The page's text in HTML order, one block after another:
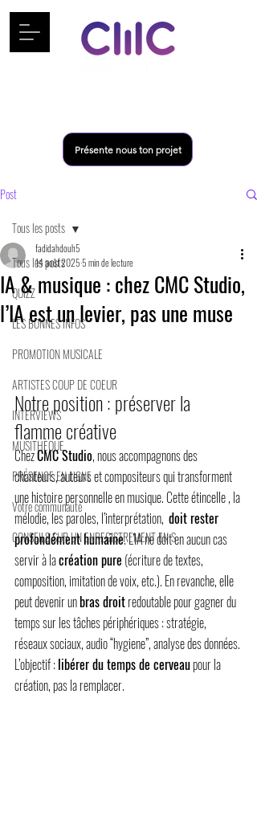
Présente nous ton projet
Post
Tous les posts
QUIZZ
LES BONNES INFOS
PROMOTION MUSICALE
ARTISTES COUP DE COEUR
INTERVIEWS
MUSITHÈQUE
PRÉSENCE EN LIGNE
Votre communauté
CONSEILS SUR UN ENREGISTREMENT EN S
Tous les posts
IA & musique : chez CMC Studio,
l’IA est un levier, pas une muse
fadidahdouh5
14 août 2025 5 min de lecture
Notre position : préserver la
flamme créative
Chez CMC Studio, nous accompagnons des
chanteurs, auteurs et compositeurs qui transforment
une histoire personnelle en musique. Cette étincelle , la
mélodie, les paroles, l’interprétation, doit rester
profondément humaine. L’IA ne doit en aucun cas
servir à la création pure (écriture de textes,
composition, imitation de voix, etc.). En revanche, elle
peut devenir un bras droit redoutable pour gagner du
temps sur les tâches périphériques : stratégie,
réseaux sociaux, audio “hygiene”, analyse des données.
L’objectif : libérer du temps de cerveau pour la
création, pas la remplacer.